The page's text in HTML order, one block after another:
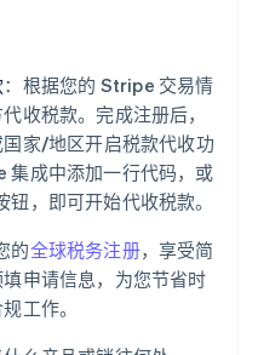
：根据您的 Stripe 交易情
收税款。完成注册后，
家/地区开启税款代收功
集成中添加一行代码，或
，即可开始代收税款。
的全球税务注册，享受简
申请信息，为您节省时
工作。